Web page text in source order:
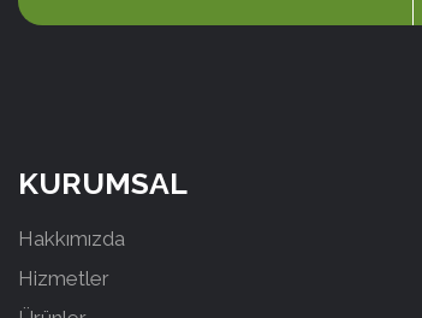
KURUMSAL
Hakkımızda
Hizmetler